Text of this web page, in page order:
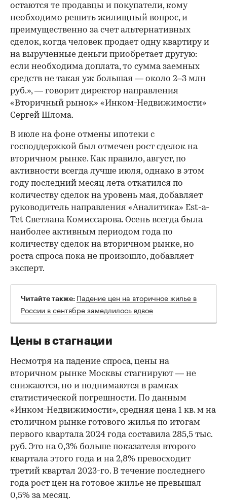
остаются те продавцы и покупатели, кому
необходимо решить жилищный вопрос, и
преимущественно за счет альтернативных
сделок, когда человек продает одну квартиру и
на вырученные деньги приобретает другую:
если необходима доплата, то сумма заемных
средств не такая уж большая — около 2–3 млн
руб.», — говорит директор направления
«Вторичный рынок» «Инком-Недвижимости»
Сергей Шлома.
В июле на фоне отмены ипотеки с
господдержкой был отмечен рост сделок на
вторичном рынке. Как правило, август, по
активности всегда лучше июля, однако в этом
году последний месяц лета откатился по
количеству сделок на уровень мая, добавляет
руководитель направления «Аналитика» Est-a-
Tet Светлана Комиссарова. Осень всегда была
наиболее активным периодом года по
количеству сделок на вторичном рынке, но
роста спроса пока не произошло, добавляет
эксперт.
Читайте также: Падение цен на вторичное жилье в
России в сентябре замедлилось вдвое
Цены в стагнации
Несмотря на падение спроса, цены на
вторичном рынке Москвы стагнируют — не
снижаются, но и поднимаются в рамках
статистической погрешности. По данным
«Инком-Недвижимости», средняя цена 1 кв. м на
столичном рынке готового жилья по итогам
первого квартала 2024 года составила 285,5 тыс.
руб. Это на 0,3% больше показателя второго
квартала этого года и на 2,8% превосходит
третий квартал 2023-го. В течение последнего
года рост цен на готовое жилье не превышал
0,5% за месяц.